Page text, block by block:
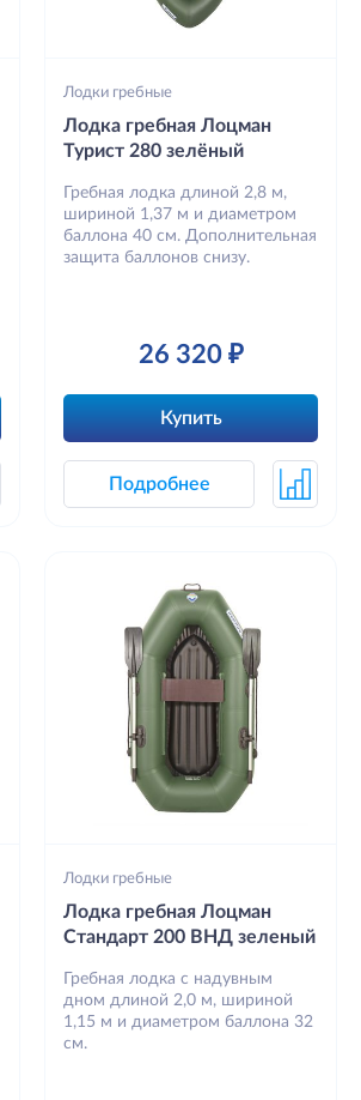
Лодки гребные
Лодка гребная Лоцман
Турист 280 зелёный
Гребная лодка длиной 2,8 м,
шириной 1,37 м и диаметром
баллона 40 см. Дополнительная
защита баллонов снизу.
26 320 ₽
Купить
Подробнее
Лодки гребные
Лодка гребная Лоцман
Стандарт 200 ВНД зеленый
Гребная лодка с надувным
дном длиной 2,0 м, шириной
1,15 м и диаметром баллона 32
см.